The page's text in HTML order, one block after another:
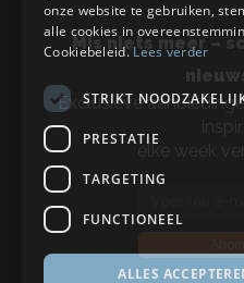
Mis niets meer –
Exclusieve
elke week
onze website te gebruiken,
alle cookies in
Cookiebeleid.Lees verder
STRIKT
PRESTATIE
TARGETING
FUNCTIONEEL
ALLES